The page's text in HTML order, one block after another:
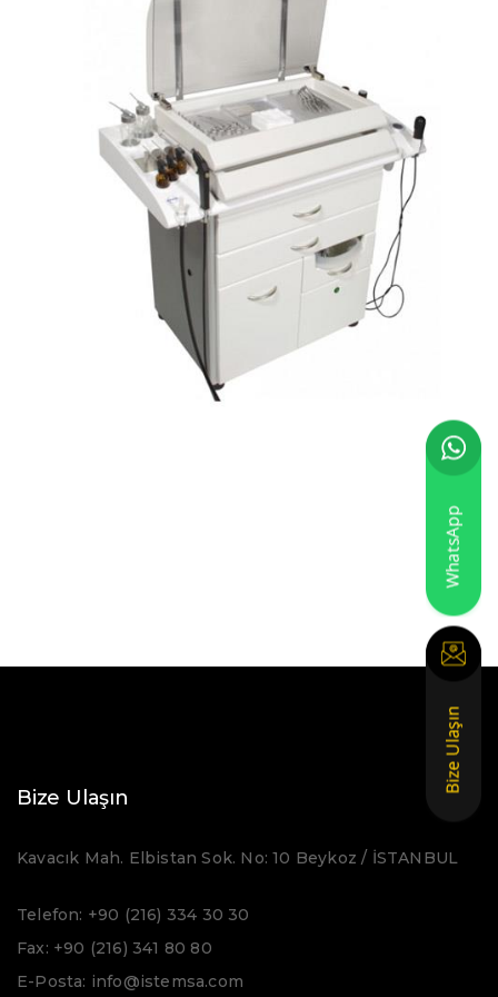
Bize Ulaşın
Kavacık Mah. Elbistan Sok. No: 10 Beykoz / İSTANBUL
Telefon: +90 (216) 334 30 30
Fax: +90 (216) 341 80 80
E-Posta: info@istemsa.com